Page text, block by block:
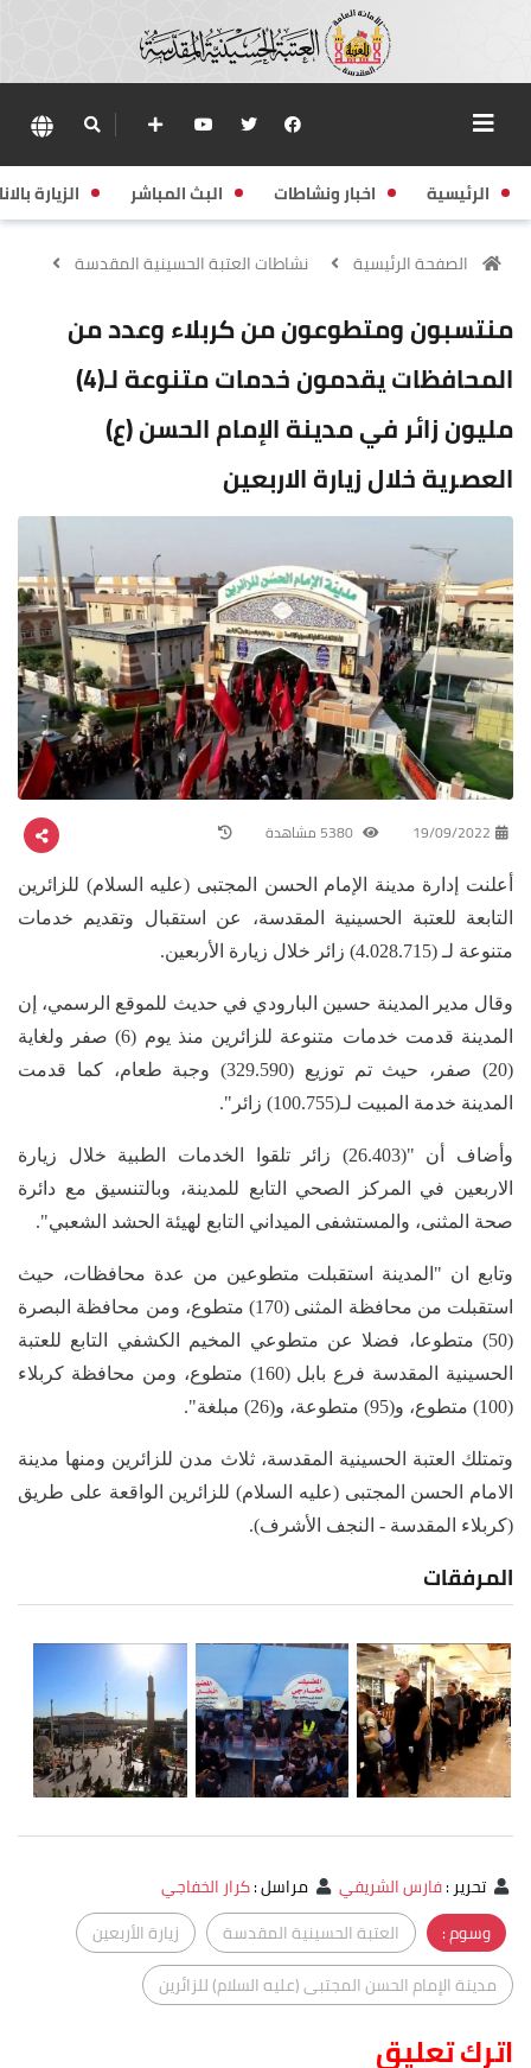
الرئيسية اخبار ونشاطات البث المباشر الزيارة
الصفحة الرئيسية نشاطات العتبة الحسينية المقدسة
منتسبون ومتطوعون من كربلاء وعدد من
المحافظات يقدمون خدمات متنوعة لـ(4)
مليون زائر في مدينة الإمام الحسن (ع)
العصرية خلال زيارة الاربعين
19/09/2022
أعلنت إدارة مدينة الإمام الحسن المجتبى (عليه السلام) للزائرين
التابعة للعتبة الحسينية المقدسة، عن استقبال وتقديم خدمات
متنوعة لـ (4.028.715) زائر خلال زيارة الأربعين.
وقال مدير المدينة حسين البارودي في حديث للموقع الرسمي، إن
المدينة قدمت خدمات متنوعة للزائرين منذ يوم (6) صفر ولغاية
(20) صفر، حيث تم توزيع (329.590) وجبة طعام، كما قدمت
المدينة خدمة المبيت لـ(100.755) زائر".
وأضاف أن "(26.403) زائر تلقوا الخدمات الطبية خلال زيارة
الاربعين في المركز الصحي التابع للمدينة، وبالتنسيق مع دائرة
صحة المثنى، والمستشفى الميداني التابع لهيئة الحشد الشعبي".
وتابع ان "المدينة استقبلت متطوعين من عدة محافظات، حيث
استقبلت من محافظة المثنى (170) متطوع، ومن محافظة البصرة
(50) متطوعا، فضلا عن متطوعي المخيم الكشفي التابع للعتبة
الحسينية المقدسة فرع بابل (160) متطوع، ومن محافظة كربلاء
(100) متطوع، و(95) متطوعة، و(26) مبلغة".
وتمتلك العتبة الحسينية المقدسة، ثلاث مدن للزائرين ومنها مدينة
الامام الحسن المجتبى (عليه السلام) للزائرين الواقعة على طريق
(كربلاء المقدسة - النجف الأشرف).
المرفقات
تحرير:فارس الشريفي مراسل:كرار الخفاجي
وسوم :
العتبة الحسينية المقدسة
زيارة الأربعين
مدينة الإمام الحسن المجتبى (عليه السلام) للزائرين
اترك تعليق